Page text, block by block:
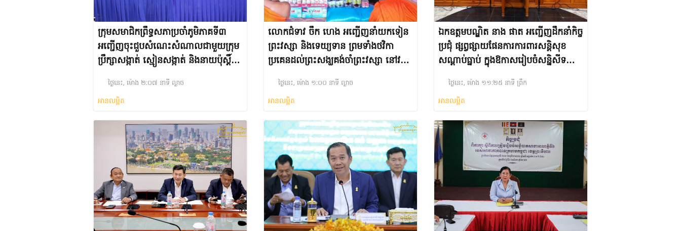
ក្រុមសមាជិកព្រឹទ្ធសភាប្រចាំភូមិភាគទី៣
អញ្ជើញចុះជួបសំណេះសំណាលជាមួយក្រុម
ប្រឹក្សាសង្កាត់ ស្មៀនសង្កាត់ និងនាយប៉ុស្តិ៍
នគរបាលរដ្ឋបាលសង្កាត់ នៅក្រុងតាខ្មៅ
ខេត្តកណ្តាល
ថ្ងៃនេះ, ម៉ោង ២:០៧ នាទី ល្ងាច
អានលម្អិត
លោកជំទាវ ចឹក ហេង អញ្ជើញនាំយកទៀន
ព្រះវស្សា និងទេយ្យទាន ព្រមទាំងថវិកា
ប្រគេនដល់ព្រះសង្ឃគង់ចាំព្រះវស្សា នៅវត្ត
ទេពនិមិត្ត ក្នុងស្រុកឆែប ខេត្តព្រះវិហារ
ថ្ងៃនេះ, ម៉ោង ១:០០ នាទី ល្ងាច
អានលម្អិត
ឯកឧត្តមបណ្ឌិត នាង ផាត អញ្ជើញដឹកនាំកិច្ច
ប្រជុំ ផ្សព្វផ្សាយផែនការការពារសន្តិសុខ
សណ្តាប់ធ្នាប់ ក្នុងឱកាសរៀបចំសន្និសីទ
ISC-2
ថ្ងៃនេះ, ម៉ោង ១១:២៥ នាទី ព្រឹក
អានលម្អិត